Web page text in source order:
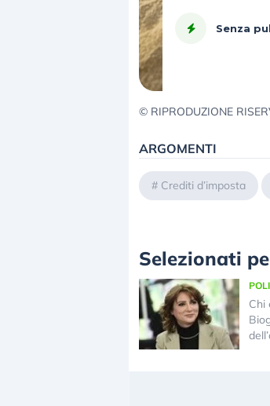
Senza
© RIPRODUZIONE
ARGOMENTI
# Crediti d’imposta
Selezionati
Chi